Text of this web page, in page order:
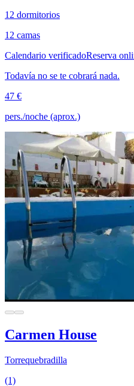
12 dormitorios
12 camas
Calendario verificadoReserva
Todavía no se te cobrará nada.
47 €
pers./noche (aprox.)
Carmen House
Torrequebradilla
(1)